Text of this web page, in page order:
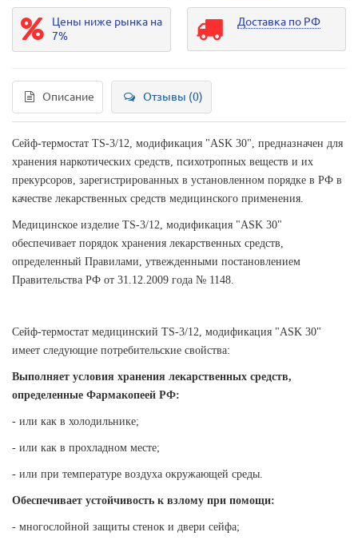
Цены ниже рынка на
7%
Доставка по РФ
Описание Отзывы (0)
Сейф-термостат TS-3/12, модификация "ASK 30", предназначен для
хранения наркотических средств, психотропных веществ и их
прекурсоров, зарегистрированных в установленном порядке в РФ в
качестве лекарственных средств медицинского применения.
Медицинское изделие TS-3/12, модификация "ASK 30"
обеспечивает порядок хранения лекарственных средств,
определенный Правилами, утвежденными постановлением
Правительства РФ от 31.12.2009 года № 1148.
Сейф-термостат медицинский TS-3/12, модификация "ASK 30"
имеет следующие потребительские свойства:
Выполняет условия хранения лекарственных средств,
определенные Фармакопеей РФ:
- или как в холодильнике;
- или как в прохладном месте;
- или при температуре воздуха окружающей среды.
Обеспечивает устойчивость к взлому при помощи:
- многослойной защиты стенок и двери сейфа;